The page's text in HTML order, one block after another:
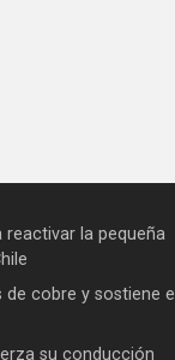
reactivar la pequeña
de cobre y sostiene el
su conducción